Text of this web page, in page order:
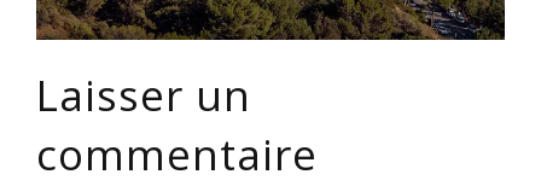
Laisser un
commentaire